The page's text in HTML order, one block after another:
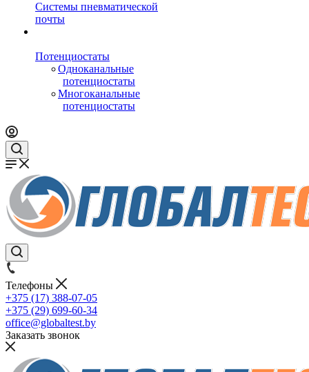
Системы пневматической
почты
Потенциостаты
Одноканальные
потенциостаты
Многоканальные
потенциостаты
Телефоны
+375 (17) 388-07-05
+375 (29) 699-60-34
office@globaltest.by
Заказать звонок